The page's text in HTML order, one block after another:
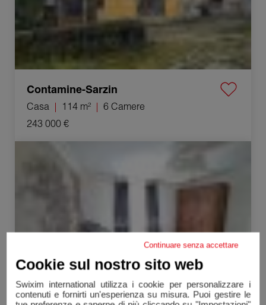
Contamine-Sarzin
Casa 114 m²
6 Camere
243 000 €
Vendita Appartamento Frangy 2 Camere 58.1 m²
Continuare senza accettare
Cookie sul nostro sito web
Swixim international utilizza i cookie per personalizzare i
contenuti e fornirti un'esperienza su misura. Puoi gestire le